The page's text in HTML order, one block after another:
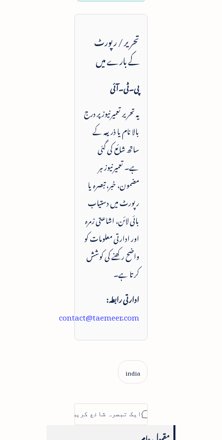
تحریر / رپورٹ
کے بارے میں
پی۔ٹی۔آئی
یہ تحریر تعمیرنیوز پر درج
بالا نام یا ذریعہ کے
ساتھ شائع کی گئی
ہے۔ تعمیرنیوز ہر
مضمون، خبر، تبصرہ یا
رپورٹ میں دستیاب
بائی لائن، اشاعتی زمرہ
اور ادارتی معلومات کو
واضح رکھنے کی کوشش
کرتا ہے۔
ادارتی رابطہ:
contact@taemeer.com